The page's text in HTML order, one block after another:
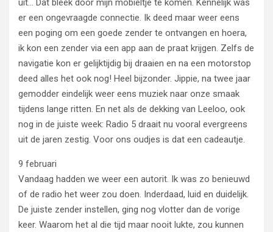
uit… Dat bleek door mijn mobieltje te komen. Kennelijk was
er een ongevraagde connectie. Ik deed maar weer eens
een poging om een goede zender te ontvangen en hoera,
ik kon een zender via een app aan de praat krijgen. Zelfs de
navigatie kon er gelijktijdig bij draaien en na een motorstop
deed alles het ook nog! Heel bijzonder. Jippie, na twee jaar
gemodder eindelijk weer eens muziek naar onze smaak
tijdens lange ritten. En net als de dekking van Leeloo, ook
nog in de juiste week: Radio 5 draait nu vooral evergreens
uit de jaren zestig. Voor ons oudjes is dat een cadeautje.
9 februari
Vandaag hadden we weer een autorit. Ik was zo benieuwd
of de radio het weer zou doen. Inderdaad, luid en duidelijk.
De juiste zender instellen, ging nog vlotter dan de vorige
keer. Waarom het al die tijd maar nooit lukte, zou kunnen